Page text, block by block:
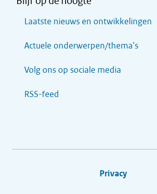
Laatste nieuws en ontwikkelingen
Actuele onderwerpen/thema's
Volg ons op sociale media
RSS-feed
Privacy